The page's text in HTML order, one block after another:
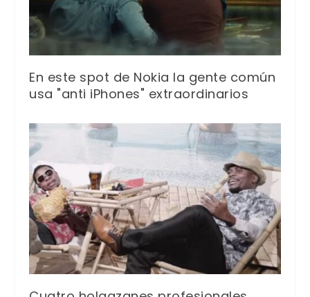
En este spot de Nokia la gente común
usa "anti iPhones" extraordinarios